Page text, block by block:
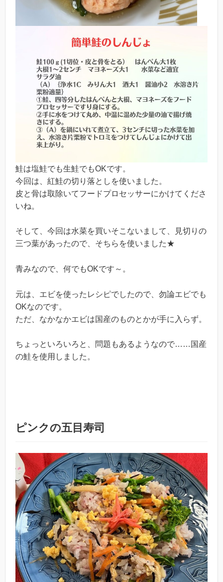
鮭は塩鮭でも生鮭でもOKです。
今回は、紅鮭の切り落としを使いました。
皮と骨は取除いてフードプロセッサーにかけてくださ
いね。
そして、今回は水菜を買いそこないまして、見切りの
三つ葉があったので、そちらを使いました★
青みなので、何でもOKです～。
元は、エビを使ったレシピでしたので、勿論エビでも
OKなのです。
ただ、なかなかエビは国産のものとかが手に入らず。
ちょっといろいろと、問題もあるようなので……国産
の鮭を使用しました。
ピンクの五目寿司